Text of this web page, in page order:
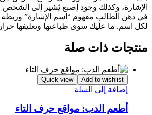
الإشارة، وكذلك وجود إصبع يُشير إلى
في ذهن الطالب مفهوم “اسم الإشارة” وربطه
لكل اسم. ما عليك سوى طباعتها وتغليفها
منتجات ذات صلة
Add to wishlist
Quick view
إضافة إلى السلة
أطعم الدب: مواقع حرف التاء